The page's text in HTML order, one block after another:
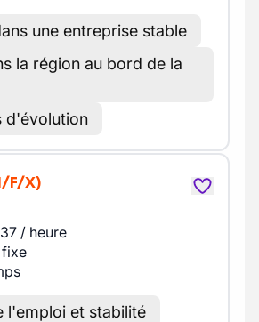
une entreprise stable
la région au bord de la
d'évolution
F/X)
/ heure
fixe
l'emploi et stabilité